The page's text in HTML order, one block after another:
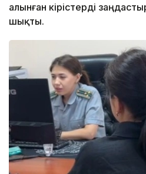
алынған кірістерді
шықты.